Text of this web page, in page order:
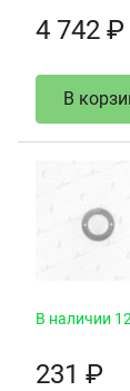
4 742 ₽
В
В наличии
231 ₽